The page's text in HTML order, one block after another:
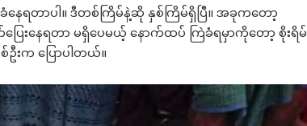
ရတာပါ။ ဒီတစ်ကြိမ်နဲ့ဆို နှစ်ကြိမ်ရှိပြီ။ အခုကတော့
ြေးနေရတာ မရှိပေမယ့် နောက်ထပ် ကြဲခံရမှာကိုတော့ စိုးရိမ်
းက ပြောပါတယ်။